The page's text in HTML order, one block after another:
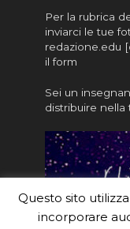
Per la rubrica
inviarci le tue
redazione.edu
il form
Sei un
distribuire nella
Questo sito
incorporare